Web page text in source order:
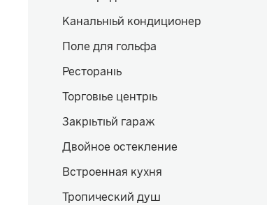
Канальный кондиционер
Поле для гольфа
Рестораны
Торговые центры
Закрытый гараж
Двойное остекление
Встроенная кухня
Тропический душ